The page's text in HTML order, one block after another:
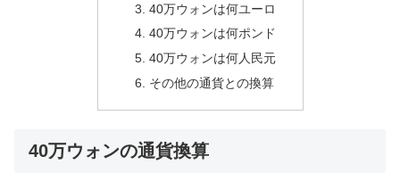
40万ウォンは何ユーロ
40万ウォンは何ポンド
40万ウォンは何人民元
その他の通貨との換算
40万ウォンの通貨換算